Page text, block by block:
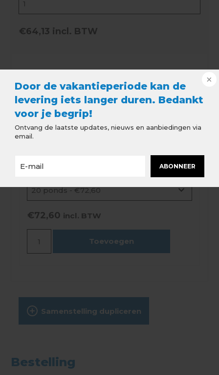
Door de vakantieperiode kan de
levering iets langer duren. Bedankt
voor je begrip!
Ontvang de laatste updates, nieuws en aanbiedingen via
email.
ABONNEER
€64,13 incl. BTW
Handig voor bij uw
bestelling
€72,60 incl. BTW
Toevoegen
Samenstelling dupliceren
Bestelling